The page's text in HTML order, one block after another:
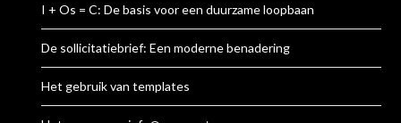
I + Os = C: De basis voor een duurzame loopbaan
De sollicitatiebrief: Een moderne benadering
Het gebruik van templates